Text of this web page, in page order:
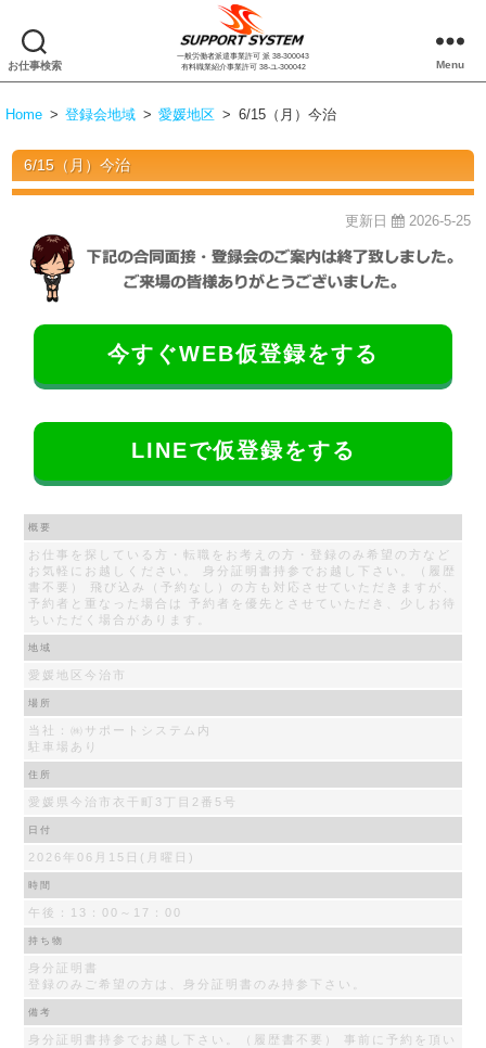
お仕事検索
株
式
会
サ
ー
ス
テ
一般労働者派遣事業許可 派 38-300043
有料職業紹介事業許可 38-ユ-300042
Menu
Home > 登録会地域 > 愛媛地区 > 6/15（月）今治
6/15（月）今治
更新日 2026-5-25
今すぐWEB仮登録をする
LINEで仮登録をする
概要
お仕事を探している方・転職をお考えの方・登録のみ希望の方など
お気軽にお越しください。 身分証明書持参でお越し下さい。（履歴
書不要） 飛び込み（予約なし）の方も対応させていただきますが、
予約者と重なった場合は 予約者を優先とさせていただき、少しお待
ちいただく場合があります。
地域
愛媛地区今治市
場所
当社：㈱サポートシステム内
駐車場あり
住所
愛媛県今治市衣干町3丁目2番5号
日付
2026年06月15日(月曜日)
時間
午後：13：00～17：00
持ち物
身分証明書
登録のみご希望の方は、身分証明書のみ持参下さい。
備考
身分証明書持参でお越し下さい。（履歴書不要） 事前に予約を頂い